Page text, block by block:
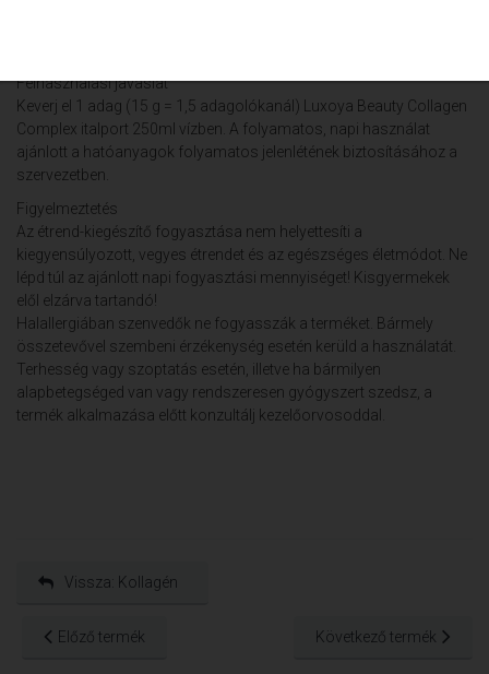
Felhasználási javaslat
Keverj el 1 adag (15 g = 1,5 adagolókanál) Luxoya Beauty Collagen
Complex italport 250ml vízben. A folyamatos, napi használat
ajánlott a hatóanyagok folyamatos jelenlétének biztosításához a
szervezetben.
Figyelmeztetés
Az étrend-kiegészítő fogyasztása nem helyettesíti a
kiegyensúlyozott, vegyes étrendet és az egészséges életmódot. Ne
lépd túl az ajánlott napi fogyasztási mennyiséget! Kisgyermekek
elől elzárva tartandó!
Halallergiában szenvedők ne fogyasszák a terméket. Bármely
összetevővel szembeni érzékenység esetén kerüld a használatát.
Terhesség vagy szoptatás esetén, illetve ha bármilyen
alapbetegséged van vagy rendszeresen gyógyszert szedsz, a
termék alkalmazása előtt konzultálj kezelőorvosoddal.
Vissza: Kollagén
Előző termék Következő termék